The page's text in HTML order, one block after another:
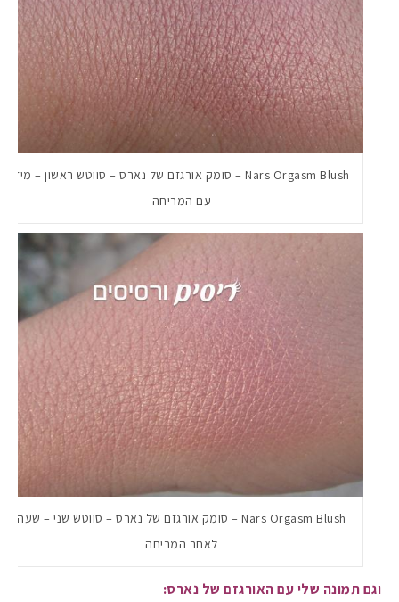
Nars Orgasm Blush – סומק אורגזם של נארס – סווטש ראשון – מיד
עם המריחה
Nars Orgasm Blush – סומק אורגזם של נארס – סווטש שני – שעה
לאחר המריחה
וגם תמונה שלי עם האורגזם של נארס: